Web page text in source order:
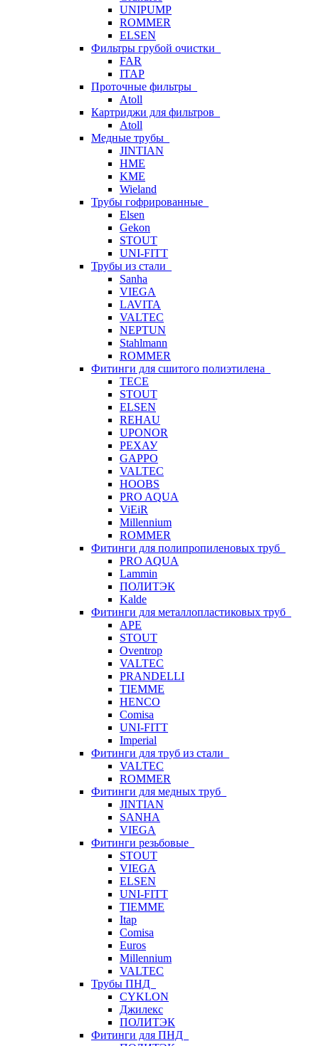
UNIPUMP
ROMMER
ELSEN
Фильтры грубой очистки
FAR
ITAP
Проточные фильтры
Atoll
Картриджи для фильтров
Atoll
Медные трубы
JINTIAN
HME
KME
Wieland
Трубы гофрированные
Elsen
Gekon
STOUT
UNI-FITT
Трубы из стали
Sanha
VIEGA
LAVITA
VALTEC
NEPTUN
Stahlmann
ROMMER
Фитинги для сшитого полиэтилена
TECE
STOUT
ELSEN
REHAU
UPONOR
РЕХАУ
GAPPO
VALTEC
HOOBS
PRO AQUA
ViEiR
Millennium
ROMMER
Фитинги для полипропиленовых труб
PRO AQUA
Lammin
ПОЛИТЭК
Kalde
Фитинги для металлопластиковых труб
APE
STOUT
Oventrop
VALTEC
PRANDELLI
TIEMME
HENCO
Comisa
UNI-FITT
Imperial
Фитинги для труб из стали
VALTEC
ROMMER
Фитинги для медных труб
JINTIAN
SANHA
VIEGA
Фитинги резьбовые
STOUT
VIEGA
ELSEN
UNI-FITT
TIEMME
Itap
Comisa
Euros
Millennium
VALTEC
Трубы ПНД
CYKLON
Джилекс
ПОЛИТЭК
Фитинги для ПНД